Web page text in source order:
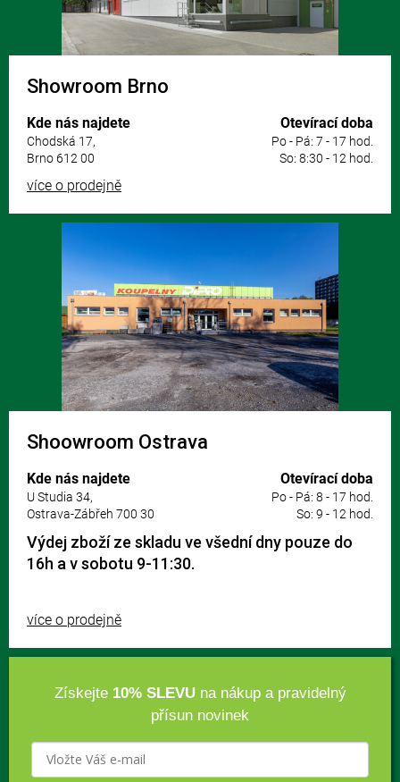
Showroom Brno
Kde nás najdete
Chodská 17,
Brno 612 00
Otevírací doba
Po - Pá: 7 - 17 hod.
So: 8:30 - 12 hod.
více o prodejně
Shoowroom Ostrava
Kde nás najdete
U Studia 34,
Ostrava-Zábřeh 700 30
Otevírací doba
Po - Pá: 8 - 17 hod.
So: 9 - 12 hod.
Výdej zboží ze skladu ve všední dny pouze do
16h a v sobotu 9-11:30.
více o prodejně
Získejte 10% SLEVUna nákup a pravidelný
přísun novinek